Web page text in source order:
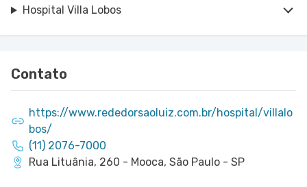
Hospital Villa Lobos
Contato
https://www.rededorsaoluiz.com.br/hospital/villalo
bos/
(11) 2076-7000
Rua Lituânia, 260 - Mooca, São Paulo - SP